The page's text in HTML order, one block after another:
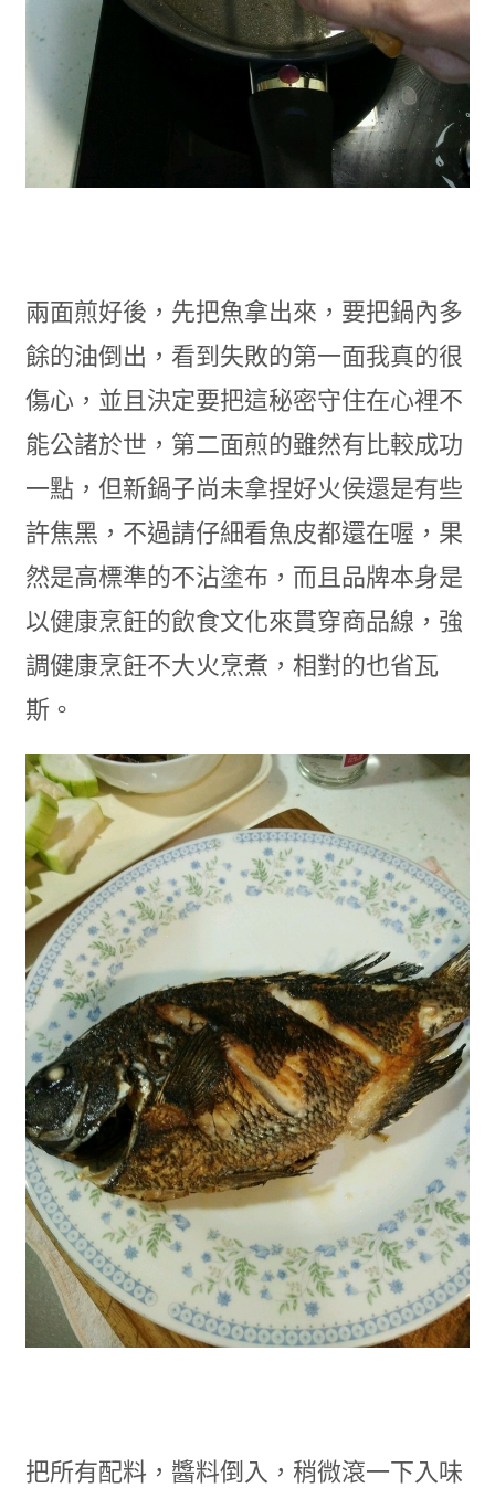
兩面煎好後，先把魚拿出來，要把鍋內多
餘的油倒出，看到失敗的第一面我真的很
傷心，並且決定要把這秘密守住在心裡不
能公諸於世，第二面煎的雖然有比較成功
一點，但新鍋子尚未拿捏好火侯還是有些
許焦黑，不過請仔細看魚皮都還在喔，果
然是高標準的不沾塗布，而且品牌本身是
以健康烹飪的飲食文化來貫穿商品線，強
調健康烹飪不大火烹煮，相對的也省瓦
斯。
把所有配料，醬料倒入，稍微滾一下入味